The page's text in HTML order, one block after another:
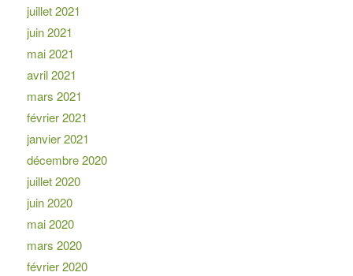
juillet 2021
juin 2021
mai 2021
avril 2021
mars 2021
février 2021
janvier 2021
décembre 2020
juillet 2020
juin 2020
mai 2020
mars 2020
février 2020